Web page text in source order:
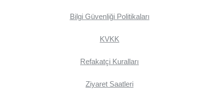
Bilgi Güvenliği Politikaları
KVKK
Refakatçi Kuralları
Ziyaret Saatleri